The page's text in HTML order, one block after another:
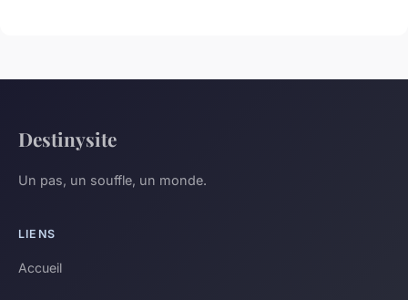
Destinysite
Un pas, un souffle, un monde.
LIENS
Accueil